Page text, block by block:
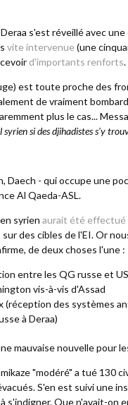
s'est réveillé avec
vite intervenue (une
d'importants renforts.
est toute proche des
de vraiment
plus le cas...
si des djihadistes s'y
Daech - qui occupe une
Al Qaeda-ASL.
syrien aurait été effectué
des cibles de l'EI. Or
de deux choses l'une :
entre les QG russe et
vis-à-vis d'Assad
(réception des systèmes
à Deraa)
mauvaise nouvelle pour
"modéré" a tué 130
S'en est suivi une
s'indigner. Que n'avait-on